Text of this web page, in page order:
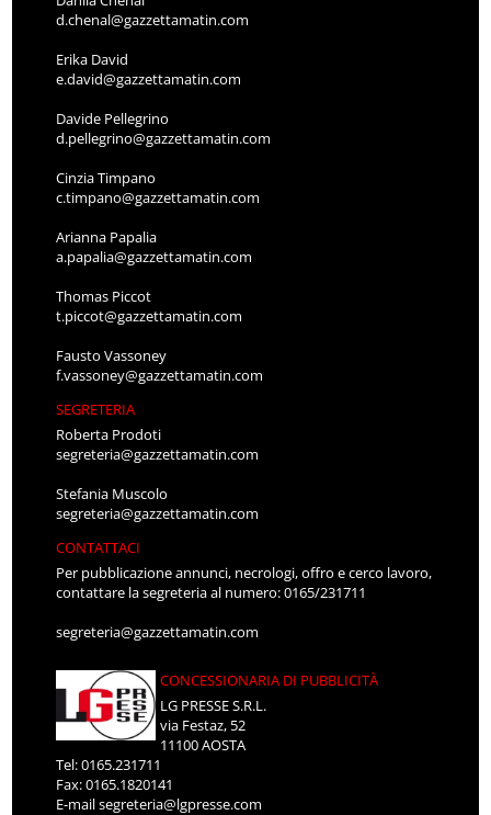
d.chenal@gazzettamatin.com
Erika David
e.david@gazzettamatin.com
Davide Pellegrino
d.pellegrino@gazzettamatin.com
Cinzia Timpano
c.timpano@gazzettamatin.com
Arianna Papalia
a.papalia@gazzettamatin.com
Thomas Piccot
t.piccot@gazzettamatin.com
Fausto Vassoney
f.vassoney@gazzettamatin.com
SEGRETERIA
Roberta Prodoti
segreteria@gazzettamatin.com
Stefania Muscolo
segreteria@gazzettamatin.com
CONTATTACI
Per pubblicazione annunci, necrologi, offro e cerco lavoro,
contattare la segreteria al numero: 0165/231711
segreteria@gazzettamatin.com
CONCESSIONARIA DI PUBBLICITÀ
LG PRESSE S.R.L.
via Festaz, 52
11100 AOSTA
Tel: 0165.231711
Fax: 0165.1820141
E-mailsegreteria@lgpresse.com